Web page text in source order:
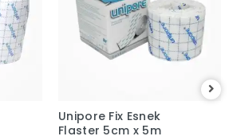
Unipore Fix Esnek
Flaster 5cm x 5m